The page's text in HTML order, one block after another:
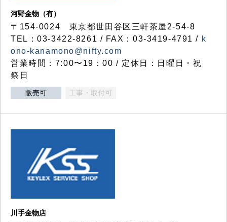
河野金物（有）
〒154-0024 東京都世田谷区三軒茶屋2-54-8
TEL：03-3422-8261 / FAX：03-3419-4791 / k
ono-kanamono@nifty.com
営業時間：7:00〜19：00 / 定休日：日曜日・祝
祭日
販売可 工事・取付可
川手金物店